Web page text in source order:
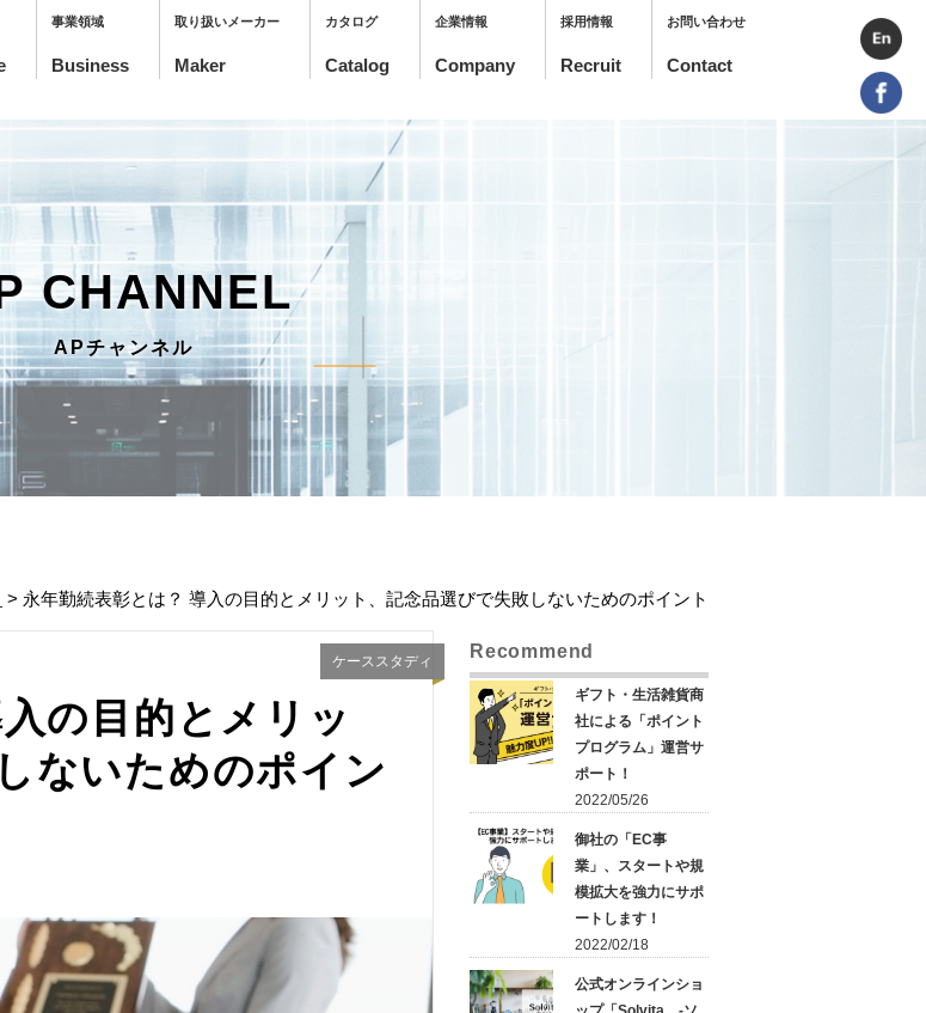
事業領域 取り扱いメーカー カタログ 企業情報 採用情報 お問い合わせ
CHANNEL
APチャンネル
> 永年勤続表彰とは？ 導入の目的とメリット、記念品選びで失敗しないためのポイント
ケーススタディ
の目的とメリッ
ないためのポイン
Recommend
ギフト・生活雑貨商
社による「ポイント
プログラム」運営サ
ポート！
2022/05/26
御社の「EC事
業」、スタートや規
模拡大を強力にサポ
ートします！
2022/02/18
公式オンラインショ